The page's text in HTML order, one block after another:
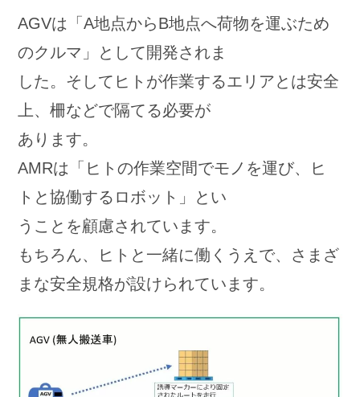
AGVは「A地点からB地点へ荷物を運ぶため
のクルマ」として開発されま
した。そしてヒトが作業するエリアとは安全
上、柵などで隔てる必要が
あります。
AMRは「ヒトの作業空間でモノを運び、ヒ
トと協働するロボット」とい
うことを顧慮されています。
もちろん、ヒトと一緒に働くうえで、さまざ
まな安全規格が設けられています。